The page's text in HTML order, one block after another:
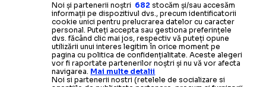
Noi și partenerii noștri 682 stocăm și/sau accesăm
informații pe dispozitivul dvs., precum identificatorii
cookie unici pentru prelucrarea datelor cu caracter
personal. Puteți accepta sau gestiona preferințele
dvs. făcând clic mai jos, respectiv vă puteți opune
utilizării unui interes legitim în orice moment pe
pagina cu politica de confidențialitate. Aceste alegeri
vor fi raportate partenerilor noștri și nu vă vor afecta
navigarea. Mai multe detalii
Noi si partenerii nostri (retelele de socializare si